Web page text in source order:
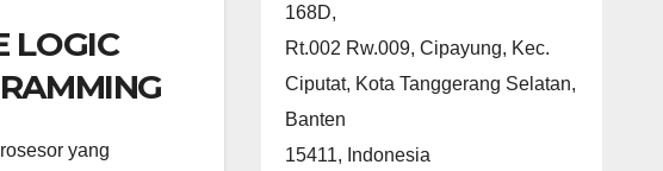
LOGIC
yang
168D,
Rt.002 Rw.009, Cipayung, Kec.
Ciputat, Kota Tanggerang Selatan,
Banten
15411, Indonesia